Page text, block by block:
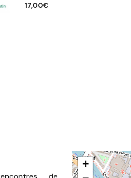
17,00€
+